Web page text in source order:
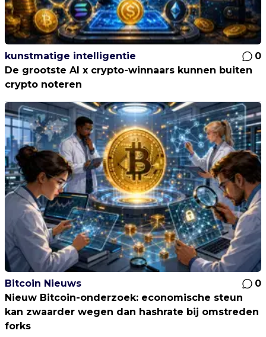
kunstmatige intelligentie
0
De grootste AI x crypto-winnaars kunnen buiten
crypto noteren
Bitcoin Nieuws
0
Nieuw Bitcoin-onderzoek: economische steun
kan zwaarder wegen dan hashrate bij omstreden
forks